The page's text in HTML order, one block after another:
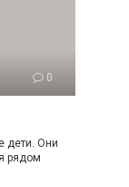
0
дети. Они
рядом